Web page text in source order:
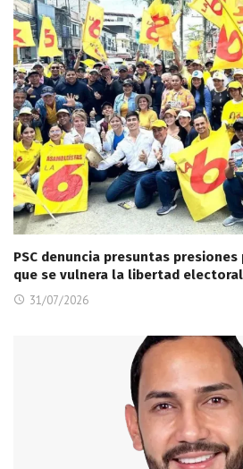
PSC denuncia presuntas
que se vulnera la libertad
31/07/2026